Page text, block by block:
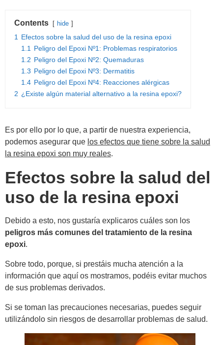
Contents hide
1
Efectos sobre la salud del uso de la resina epoxi
1.1
Peligro del Epoxi Nº1: Problemas respiratorios
1.2 Peligro del Epoxi Nº2: Quemaduras
1.3 Peligro del Epoxi Nº3: Dermatitis
1.4 Peligro del Epoxi Nº4: Reacciones alérgicas
2 ¿Existe algún material alternativo a la resina epoxi?
Es por ello por lo que, a partir de nuestra experiencia,
podemos asegurar que los efectos que tiene sobre la salud
la resina epoxi son muy reales.
Efectos sobre la salud del
uso de la resina epoxi
Debido a esto, nos gustaría explicaros cuáles son los
peligros más comunes del tratamiento de la resina
epoxi.
Sobre todo, porque, si prestáis mucha atención a la
información que aquí os mostramos, podéis evitar muchos
de sus problemas derivados.
Si se toman las precauciones necesarias, puedes seguir
utilizándolo sin riesgos de desarrollar problemas de salud.